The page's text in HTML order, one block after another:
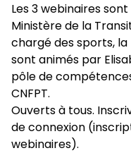
Les 3 webinaires
Ministère de la
chargé des sports, la
sont animés par
pôle de
CNFPT.
Ouverts à tous.
de connexion
webinaires).